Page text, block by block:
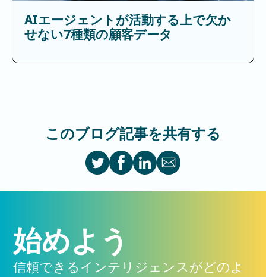
AIエージェントが活動する上で欠か
せない7種類の顧客データ
このブログ記事を共有する
始めよう
信頼できるインテリジェンスがどのよ